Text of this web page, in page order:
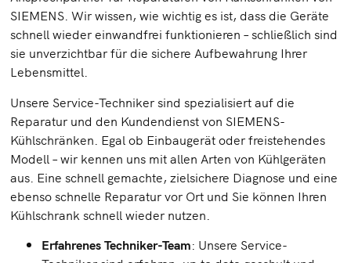
SIEMENS. Wir wissen, wie wichtig es ist, dass die Geräte
schnell wieder einwandfrei funktionieren – schließlich sind
sie unverzichtbar für die sichere Aufbewahrung Ihrer
Lebensmittel.
Unsere Service-Techniker sind spezialisiert auf die
Reparatur und den Kundendienst von SIEMENS-
Kühlschränken. Egal ob Einbaugerät oder freistehendes
Modell – wir kennen uns mit allen Arten von Kühlgeräten
aus. Eine schnell gemachte, zielsichere Diagnose und eine
ebenso schnelle Reparatur vor Ort und Sie können Ihren
Kühlschrank schnell wieder nutzen.
Erfahrenes Techniker-Team: Unsere Service-